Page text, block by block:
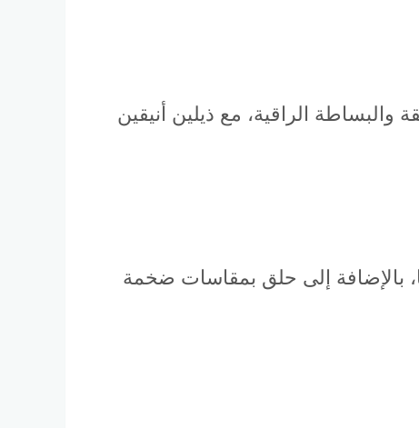
الراقية، مع ذيلين أنيقين
بطقم ألماس فاخر، اشتمل على فص مركزي يزيد وزنه عن 17 قيراطًا، بالإضافة إلى حلق بمقاسات ضخمة